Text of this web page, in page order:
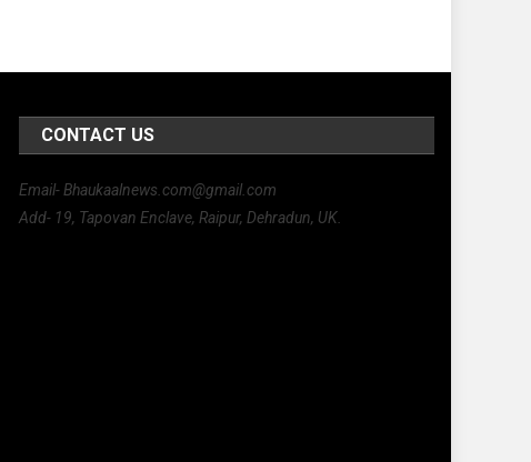
CONTACT US
Email- Bhaukaalnews.com@gmail.com
Add- 19, Tapovan Enclave, Raipur, Dehradun, UK.